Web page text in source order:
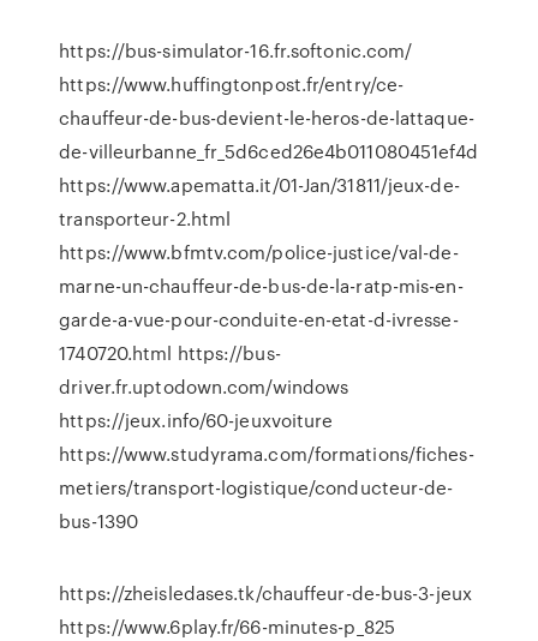
https://bus-simulator-16.fr.softonic.com/
https://www.huffingtonpost.fr/entry/ce-
chauffeur-de-bus-devient-le-heros-de-lattaque-
de-villeurbanne_fr_5d6ced26e4b011080451ef4d
https://www.apematta.it/01-Jan/31811/jeux-de-
transporteur-2.html
https://www.bfmtv.com/police-justice/val-de-
marne-un-chauffeur-de-bus-de-la-ratp-mis-en-
garde-a-vue-pour-conduite-en-etat-d-ivresse-
1740720.html https://bus-
driver.fr.uptodown.com/windows
https://jeux.info/60-jeuxvoiture
https://www.studyrama.com/formations/fiches-
metiers/transport-logistique/conducteur-de-
bus-1390
https://zheisledases.tk/chauffeur-de-bus-3-jeux
https://www.6play.fr/66-minutes-p_825